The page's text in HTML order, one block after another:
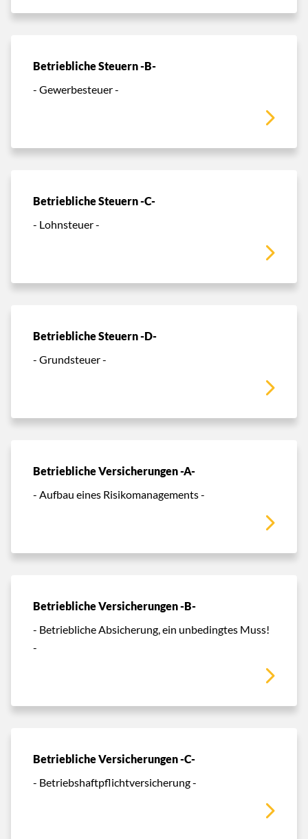
Betriebliche Steuern -B-
- Gewerbesteuer -
Betriebliche Steuern -C-
- Lohnsteuer -
Betriebliche Steuern -D-
- Grundsteuer -
Betriebliche Versicherungen -A-
- Aufbau eines Risikomanagements -
Betriebliche Versicherungen -B-
- Betriebliche Absicherung, ein unbedingtes Muss!
-
Betriebliche Versicherungen -C-
- Betriebshaftpflichtversicherung -